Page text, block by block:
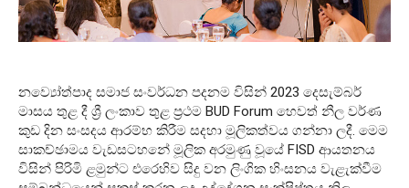
නව්‍යෝත්පාද සමාජ සංවර්ධන පදනම විසින් 2023 දෙසැම්බර්
මාසය තුළ දී ශ්‍රී ලංකාව තුළ ප්‍රථම BUD Forum හෙවත් නීල වර්ණ
කුඩ දින සංසදය ආරම්භ කිරීම සදහා මූලිකත්වය ගන්නා ලදී. මෙම
සාකච්ඡාමය වැඩසටහනේ මූලික අරමුණු වූයේ FISD ආයතනය
විසින් පිරිමි ළමුන්ට එරෙහිව සිදු වන ලිංගික හිංසනය වැළැක්වීම